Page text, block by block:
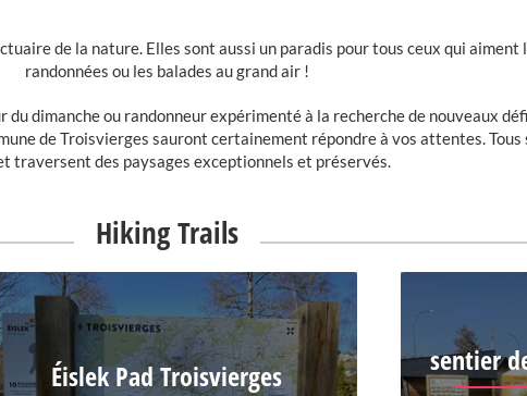
de la nature. Elles sont aussi un paradis pour tous ceux qui aiment
randonnées ou les balades au grand air !
dimanche ou randonneur expérimenté à la recherche de nouveaux
de Troisvierges sauront certainement répondre à vos attentes. Tous
traversent des paysages exceptionnels et préservés.
Hiking Trails
Éislek Pad Troisvierges sentier